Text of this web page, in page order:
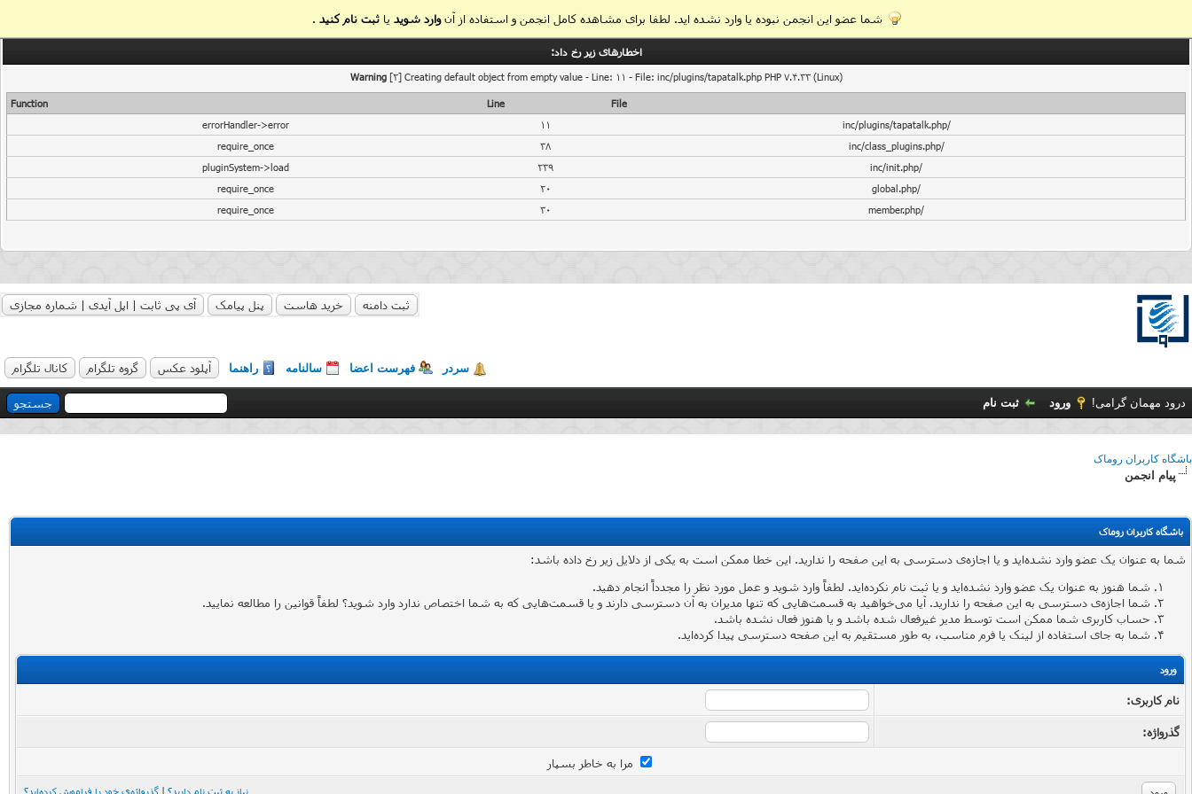
شما عضو این انجمن نبوده یا وارد نشده اید. لطفا برای مشاهده کامل انجمن و استفاده از آنوارد شوید یاثبت نام کنید .
اخطار‌های زیر رخ داد:
Warning[2] Creating default object from empty value - Line: 11 - File: inc/plugins/tapatalk.php PHP 7.4.33 (Linux)
File
Line
Function
/inc/plugins/tapatalk.php
11
errorHandler->error
/inc/class_plugins.php
38
require_once
/inc/init.php
239
pluginSystem->load
/global.php
20
require_once
/member.php
30
require_once
ثبت دامنه خرید هاست پنل پیامک آی پی ثابت | اپل آیدی | شماره مجازی
سردر فهرست اعضا سالنامه راهنما آپلود عکس گروه تلگرام کانال تلگرام
درود مهمان گرامی! ورود ثبت نام
باشگاه کاربران روماک
پیام انجمن
باشگاه کاربران روماک
شما به عنوان یک عضو وارد نشده‌اید و یا اجازه‌ی دسترسی به این صفحه را ندارید. این خطا ممکن است به یکی از دلایل زیر رخ داده باشد:
شما هنوز به عنوان یک عضو وارد نشده‌اید و یا ثبت نام نکرده‌اید. لطفاً وارد شوید و عمل مورد نظر را مجدداً انجام دهید.
شما اجازه‌ی دسترسی به این صفحه را ندارید. آیا می‌خواهید به قسمت‌هایی که تنها مدیران به آن دسترسی دارند و یا قسمت‌هایی که به شما اختصاص ندارد وارد شوید؟ لطفاً قوانین را مطالعه نمایید.
حساب کاربری شما ممکن است توسط مدیر غیرفعال شده باشد و یا هنوز فعال نشده باشد.
شما به جای استفاده از لینک یا فرم مناسب، به طور مستقیم به این صفحه دسترسی پیدا کرده‌اید.
ورود
نام کاربری:
گذرواژه‌:
مرا به خاطر بسپار
نیاز به ثبت نام دارید؟ | گذرواژه‌ی خود را فراموش کرده‌اید؟